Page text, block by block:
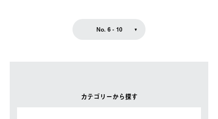
カテゴリーから探す
No. 6 - 10